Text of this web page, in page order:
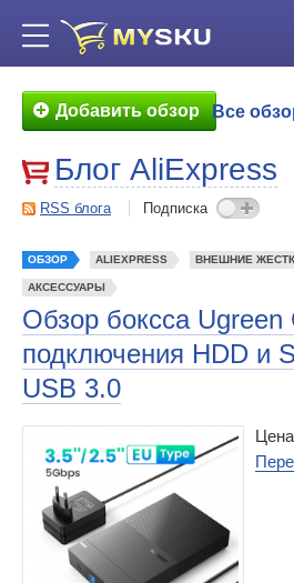
Добавить обзор Все
Блог AliExpress
RSS блога Подписка
ОБЗОР ALIEXPRESS ВНЕШНИЕ
АКСЕССУАРЫ
Обзор боксса Ugreen
подключения HDD и
USB 3.0